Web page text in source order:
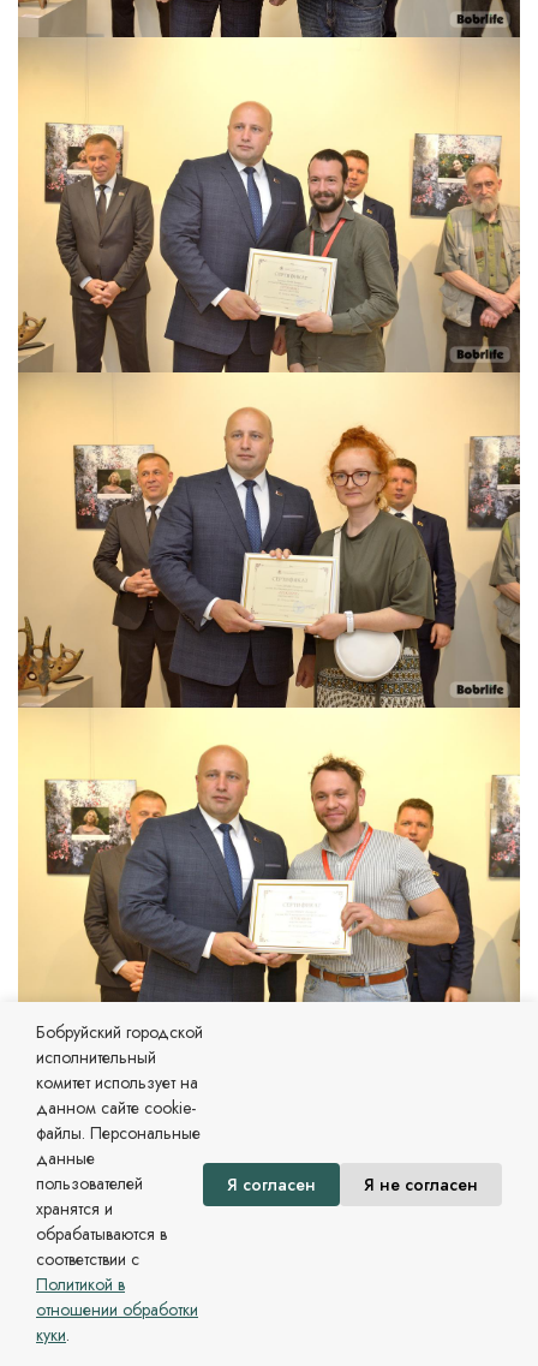
Бобруйский городской
исполнительный
комитет использует на
данном сайте cookie-
файлы. Персональные
данные
пользователей
хранятся и
обрабатываются в
соответствии с
Политикой в
отношении обработки
куки.
Я согласен Я не согласен